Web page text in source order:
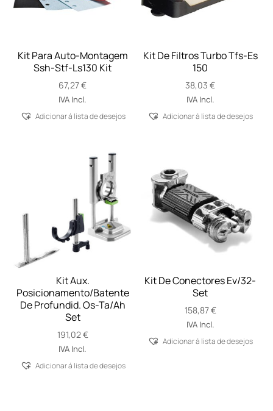
Kit Para Auto-Montagem
Ssh-Stf-Ls130 Kit
67,27€
IVA Incl.
Adicionar á lista de desejos
Kit De Filtros Turbo Tfs-Es
150
38,03€
IVA Incl.
Adicionar á lista de desejos
Kit Aux.
Posicionamento/Batente
De Profundid. Os-Ta/Ah
Set
191,02€
IVA Incl.
Adicionar á lista de desejos
Kit De Conectores Ev/32-
Set
158,87€
IVA Incl.
Adicionar á lista de desejos